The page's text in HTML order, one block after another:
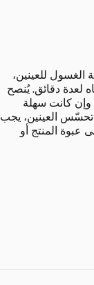
للعينين،
لعدة دقائق. يُنصح
وإن كانت سهلة
تحسّس العينين، يجب
المنتج أو